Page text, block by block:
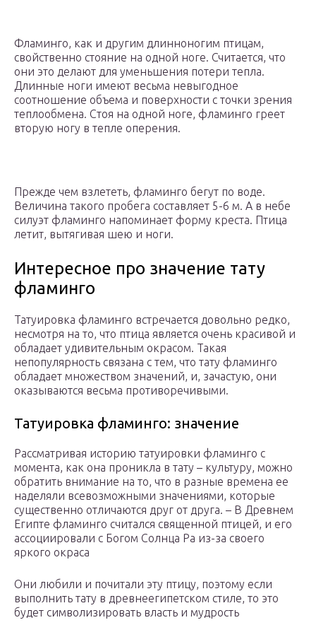
Фламинго, как и другим длинноногим птицам,
свойственно стояние на одной ноге. Считается, что
они это делают для уменьшения потери тепла.
Длинные ноги имеют весьма невыгодное
соотношение объема и поверхности с точки зрения
теплообмена. Стоя на одной ноге, фламинго греет
вторую ногу в тепле оперения.
Прежде чем взлететь, фламинго бегут по воде.
Величина такого пробега составляет 5-6 м. А в небе
силуэт фламинго напоминает форму креста. Птица
летит, вытягивая шею и ноги.
Интересное про значение тату
фламинго
Татуировка фламинго встречается довольно редко,
несмотря на то, что птица является очень красивой и
обладает удивительным окрасом. Такая
непопулярность связана с тем, что тату фламинго
обладает множеством значений, и, зачастую, они
оказываются весьма противоречивыми.
Татуировка фламинго: значение
Рассматривая историю татуировки фламинго с
момента, как она проникла в тату – культуру, можно
обратить внимание на то, что в разные времена ее
наделяли всевозможными значениями, которые
существенно отличаются друг от друга. – В Древнем
Египте фламинго считался священной птицей, и его
ассоциировали с Богом Солнца Ра из-за своего
яркого окраса
Они любили и почитали эту птицу, поэтому если
выполнить тату в древнеегипетском стиле, то это
будет символизировать власть и мудрость